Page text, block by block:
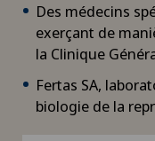
Des médecins
exerçant de
la Clinique
Fertas SA,
biologie de la